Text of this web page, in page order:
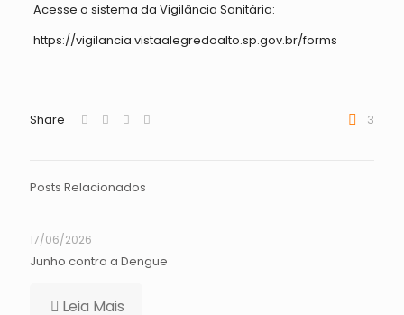
Acesse o sistema da Vigilância Sanitária:
https://vigilancia.vistaalegredoalto.sp.gov.br/forms
Share 3
Posts Relacionados
17/06/2026
Junho contra a Dengue
Leia Mais